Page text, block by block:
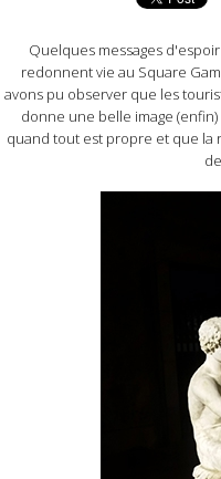
Quelques messages
redonnent vie au Square
avons pu observer que les
donne une belle image
quand tout est propre et que la